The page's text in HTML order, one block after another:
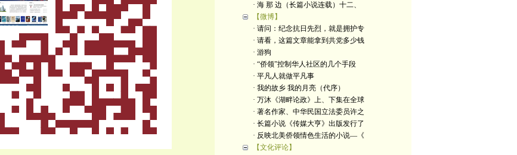
· 海 那 边（长篇小说连载）十二、
【微博】
· 请问：纪念抗日先烈，就是拥护专
· 请看，这篇文章能拿到共党多少钱
· 游狗
· “侨领”控制华人社区的几个手段
· 平凡人就做平凡事
· 我的故乡 我的月亮（代序）
· 万沐《湖畔论政》上、下集在全球
· 著名作家、中华民国立法委员许之
· 长篇小说《传媒大亨》出版发行了
· 反映北美侨领情色生活的小说—《
【文化评论】